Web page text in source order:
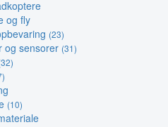
og fly
(23)
og sensorer (31)
(10)